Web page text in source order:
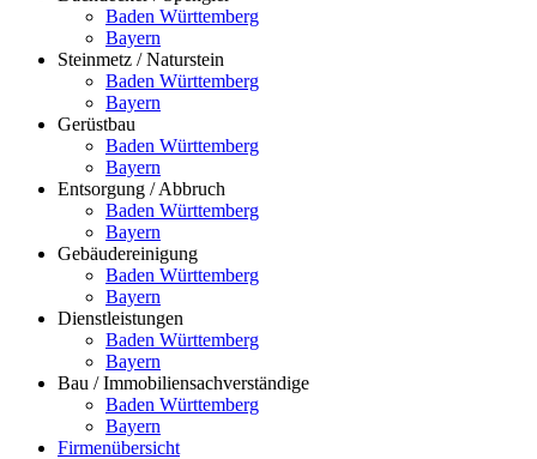
Baden Württemberg
Bayern
Steinmetz / Naturstein
Baden Württemberg
Bayern
Gerüstbau
Baden Württemberg
Bayern
Entsorgung / Abbruch
Baden Württemberg
Bayern
Gebäudereinigung
Baden Württemberg
Bayern
Dienstleistungen
Baden Württemberg
Bayern
Bau / Immobiliensachverständige
Baden Württemberg
Bayern
Firmenübersicht